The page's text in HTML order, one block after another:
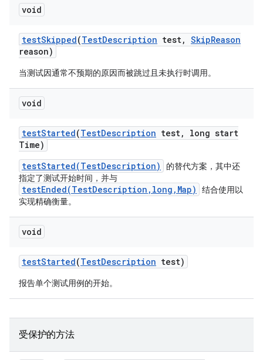
void
testSkipped(TestDescription test, SkipReason
reason)
当测试因通常不预期的原因而被跳过且未执行时调用。
void
testStarted(TestDescription test,
long start
Time)
testStarted(TestDescription)
的替代方案，其中还
指定了测试开始时间，并与
testEnded(TestDescription,long,Map)
结合使用以
实现精确衡量。
void
testStarted(TestDescription test)
报告单个测试用例的开始。
受保护的方法